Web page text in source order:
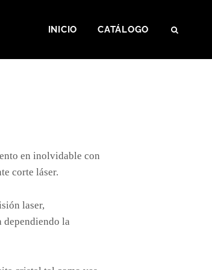
INICIO CATÁLOGO
en inolvidable con
corte láser.
laser,
dependiendo la